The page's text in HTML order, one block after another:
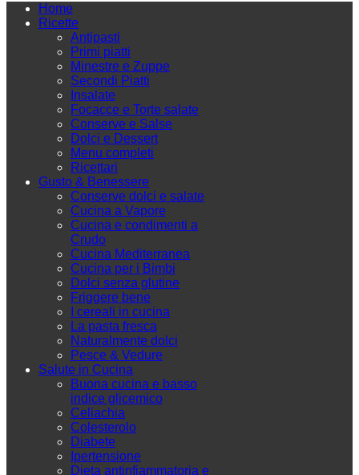
Home
Ricette
Antipasti
Primi piatti
Minestre e Zuppe
Secondi Piatti
Insalate
Focacce e Torte salate
Conserve e Salse
Dolci e Dessert
Menu completi
Ricettari
Gusto & Benessere
Conserve dolci e salate
Cucina a Vapore
Cucina e condimenti a
Crudo
Cucina Mediterranea
Cucina per i Bimbi
Dolci senza glutine
Friggere bene
I cereali in cucina
La pasta fresca
Naturalmente dolci
Pesce & Vedure
Salute in Cucina
Buona cucina e basso
indice glicemico
Celiachia
Colesterolo
Diabete
Ipertensione
Dieta antinfiammatoria e